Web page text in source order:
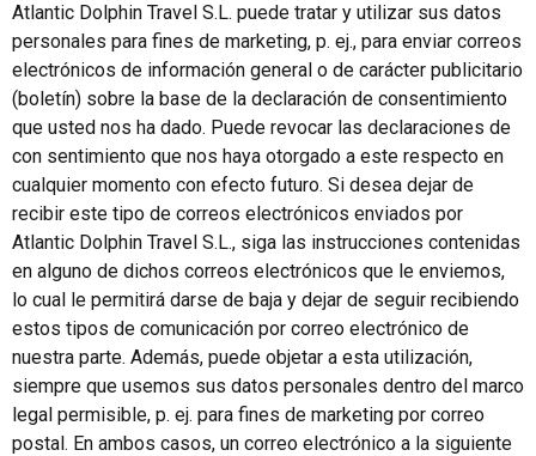
Atlantic Dolphin Travel S.L. puede tratar y utilizar sus datos
personales para fines de marketing, p. ej., para enviar correos
electrónicos de información general o de carácter publicitario
(boletín) sobre la base de la declaración de consentimiento
que usted nos ha dado. Puede revocar las declaraciones de
con sentimiento que nos haya otorgado a este respecto en
cualquier momento con efecto futuro. Si desea dejar de
recibir este tipo de correos electrónicos enviados por
Atlantic Dolphin Travel S.L., siga las instrucciones contenidas
en alguno de dichos correos electrónicos que le enviemos,
lo cual le permitirá darse de baja y dejar de seguir recibiendo
estos tipos de comunicación por correo electrónico de
nuestra parte. Además, puede objetar a esta utilización,
siempre que usemos sus datos personales dentro del marco
legal permisible, p. ej. para fines de marketing por correo
postal. En ambos casos, un correo electrónico a la siguiente